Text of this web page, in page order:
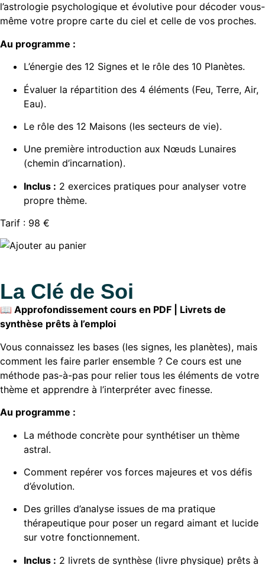
l’astrologie psychologique et évolutive pour décoder vous-
même votre propre carte du ciel et celle de vos proches.
Au programme :
L’énergie des 12 Signes et le rôle des 10 Planètes.
Évaluer la répartition des 4 éléments (Feu, Terre, Air,
Eau).
Le rôle des 12 Maisons (les secteurs de vie).
Une première introduction aux Nœuds Lunaires
(chemin d’incarnation).
Inclus : 2 exercices pratiques pour analyser votre
propre thème.
Tarif : 98 €
La Clé de Soi
📖 Approfondissement cours en PDF | Livrets de
synthèse prêts à l’emploi
Vous connaissez les bases (les signes, les planètes), mais
comment les faire parler ensemble ? Ce cours est une
méthode pas-à-pas pour relier tous les éléments de votre
thème et apprendre à l’interpréter avec finesse.
Au programme :
La méthode concrète pour synthétiser un thème
astral.
Comment repérer vos forces majeures et vos défis
d’évolution.
Des grilles d’analyse issues de ma pratique
thérapeutique pour poser un regard aimant et lucide
sur votre fonctionnement.
Inclus : 2 livrets de synthèse (livre physique) prêts à